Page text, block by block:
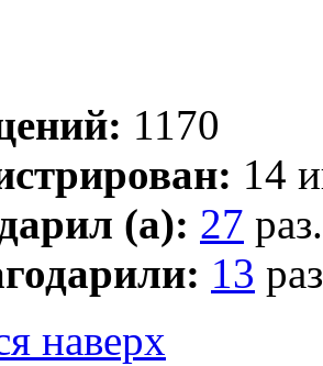
1170
14
(а): 27 раз.
13
наверх